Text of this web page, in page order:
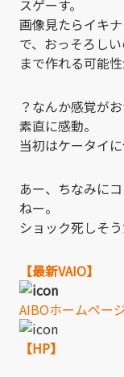
スゲーす。
画像見たらイキ
で、おっそろし
まで作れる可能
？なんか感覚が
素直に感動。
当初はケータイ
あー、ちなみに
ねー。
ショック死しそう
【最新VAIO】
AIBOホームペー
【HP】